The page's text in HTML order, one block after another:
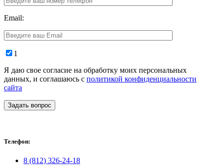
Email:
1
Я даю свое согласие на обработку моих персональных
данных, и соглашаюсь с политикой конфиденциальности
сайта
Задать вопрос
Телефон:
8 (812) 326-24-18